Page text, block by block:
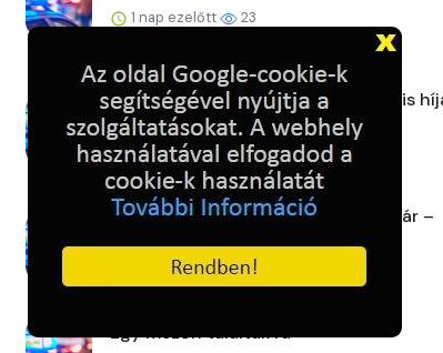
1 nap ezelőtt 23
Egy pillanatnyi figyelmetlenség – kis
tragédia
1 nap ezelőtt 24
Aludt az autóban a szlovák házaspár –
2 napja ezelőtt 29
Egy mezőn találtak rá